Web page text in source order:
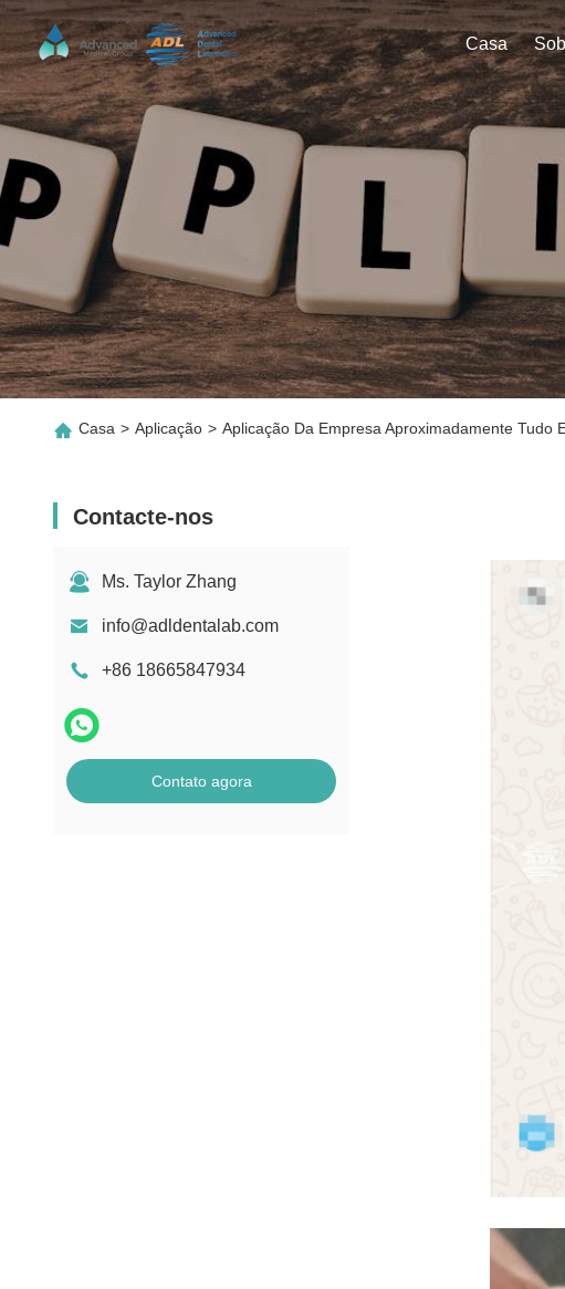
Casa
Casa > Aplicação > Aplicação Da Empresa Aproximadamente Tudo
Contacte-nos
Ms. Taylor Zhang
info@adldentalab.com
+86 18665847934
Contato agora